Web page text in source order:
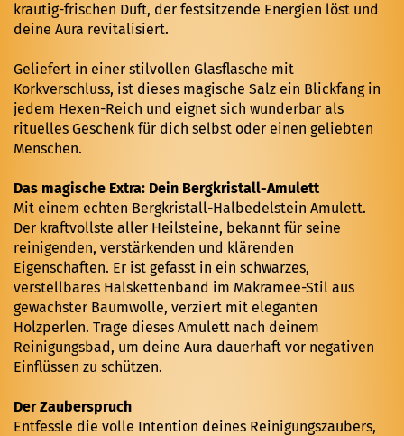
krautig-frischen Duft, der festsitzende Energien löst und
deine Aura revitalisiert.
Geliefert in einer stilvollen Glasflasche mit
Korkverschluss, ist dieses magische Salz ein Blickfang in
jedem Hexen-Reich und eignet sich wunderbar als
rituelles Geschenk für dich selbst oder einen geliebten
Menschen.
Das magische Extra: Dein Bergkristall-Amulett
Mit einem echten Bergkristall-Halbedelstein Amulett.
Der kraftvollste aller Heilsteine, bekannt für seine
reinigenden, verstärkenden und klärenden
Eigenschaften. Er ist gefasst in ein schwarzes,
verstellbares Halskettenband im Makramee-Stil aus
gewachster Baumwolle, verziert mit eleganten
Holzperlen. Trage dieses Amulett nach deinem
Reinigungsbad, um deine Aura dauerhaft vor negativen
Einflüssen zu schützen.
Der Zauberspruch
Entfessle die volle Intention deines Reinigungszaubers,